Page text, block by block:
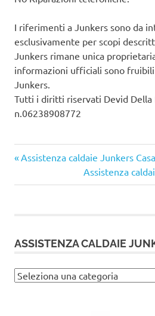
I riferimenti a Junkers sono da
esclusivamente per scopi
Junkers rimane unica
informazioni ufficiali sono fruibili
Junkers.
Tutti i diritti riservati Devid Della
n.06238908772
Navigazione
articoli
Articolo
Assistenza caldaie Junkers
Articolo
successivo:
Assistenza
ASSISTENZA CALDAIE
Assistenza